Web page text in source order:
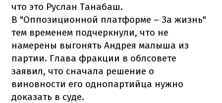
что это Руслан Танабаш.
В "Оппозиционной платформе – За жизнь"
тем временем подчеркнули, что не
намерены выгонять Андрея малыша из
партии. Глава фракции в облсовете
заявил, что сначала решение о
виновности его однопартийца нужно
доказать в суде.